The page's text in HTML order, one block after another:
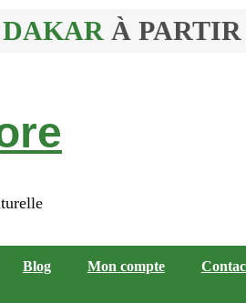
À
Blog Mon compte